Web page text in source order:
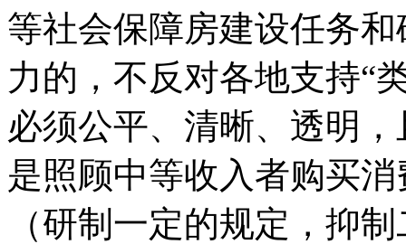
等社会保障房建设任务
力的，不反对各地支持“
必须公平、清晰、透明
是照顾中等收入者购买
（研制一定的规定，抑